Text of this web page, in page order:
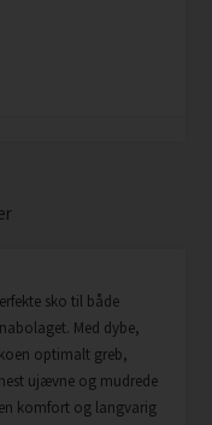
sko til både
Med dybe,
optimalt greb,
ujævne og mudrede
komfort og langvarig